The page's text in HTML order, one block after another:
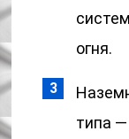
огня.
типа